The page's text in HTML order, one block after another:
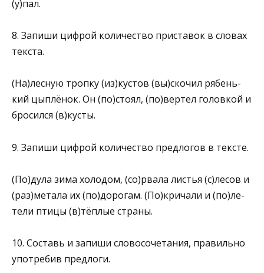
(у)пал.
8. Запиши цифрой количество приставок в словах
текста.
(На)лесную тропку (из)кустов (вы)скочил рябень­
кий цыплёнок. Он (по)стоял, (по)вертел головкой и
бросился (в)кусты.
9. Запиши цифрой количество предлогов в тексте.
(По)дула зима холодом, (со)рвала листья (с)лесов и
(раз)метала их (по)дорогам. (По)кричали и (по)ле­
тели птицы (в)тёплые страны.
10. Составь и запиши словосочетания, правильно
употребив предлоги.